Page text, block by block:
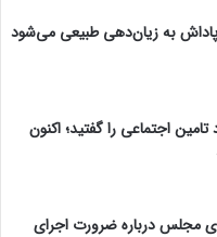
به زیان‌دهی طبیعی می‌شود
اجتماعی را گفتید؛ اکنون
مجلس درباره ضرورت اجرای